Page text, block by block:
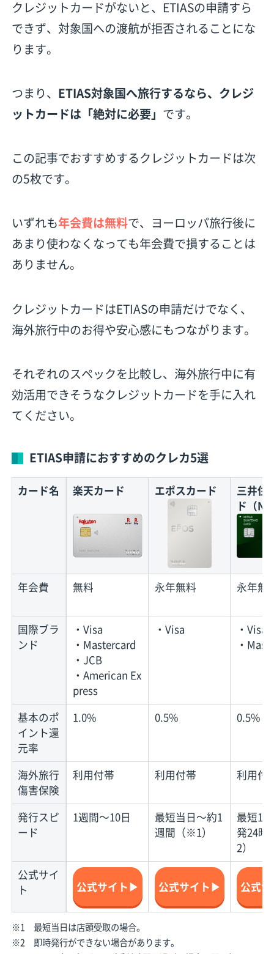
クレジットカードがないと、ETIASの申請すら
できず、対象国への渡航が拒否されることにな
ります。
つまり、 ETIAS対象国へ旅行するなら、クレジ
ットカードは「絶対に必要」 です。
この記事でおすすめするクレジットカードは次
の5枚です。
いずれも年会費は無料で、ヨーロッパ旅行後に
あまり使わなくなっても年会費で損することは
ありません。
クレジットカードはETIASの申請だけでなく、
海外旅行中のお得や安心感にもつながります。
それぞれのスペックを比較し、海外旅行中に有
効活用できそうなクレジットカードを手に入れ
てください。
ETIAS申請におすすめのクレカ5選
カード名 楽天カード エポスカード
三井住
ド（
年会費 無料 永年無料 永年無
国際ブラ
ンド
・Visa
・Mastercard
・JCB
・American Ex
press
・Visa
・Visa
・
基本のポ
イント還
元率
1.0% 0.5% 0.5%
海外旅行
傷害保険
利用付帯 利用付帯 利用付
発行スピ
ード
1週間〜10日
最短当日〜約1
週間（※1）
最短10
発24
2）
公式サイ
ト
公式サイト▶ 公式サイト▶ 公式
※1 最短当日は店頭受取の場合。
※2 即時発行ができない場合があります。